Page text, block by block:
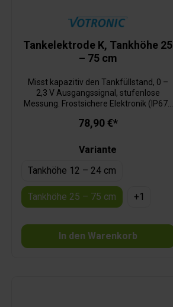
Tankelektrode K, Tankhöhe 25
– 75 cm
Misst kapazitiv den Tankfüllstand, 0 –
2,3 V Ausgangssignal, stufenlose
Messung. Frostsichere Elektronik (IP67),
Unempfindlich gegen Schmutz,
78,90 €*
Variante
Tankhöhe 12 – 24 cm
Tankhöhe 25 – 75 cm +1
In den Warenkorb